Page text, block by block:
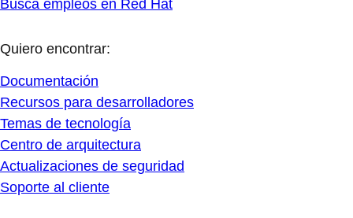
Busca empleos en Red Hat
Quiero encontrar:
Documentación
Recursos para desarrolladores
Temas de tecnología
Centro de arquitectura
Actualizaciones de seguridad
Soporte al cliente